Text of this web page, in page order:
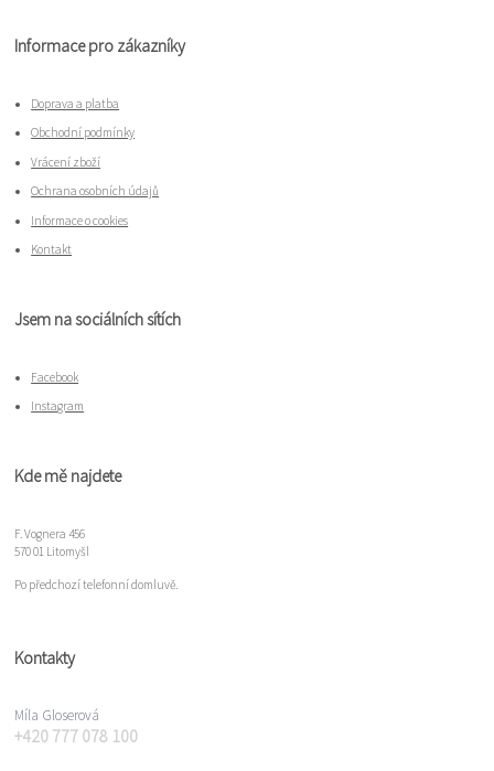
Informace pro zákazníky
Doprava a platba
Obchodní podmínky
Vrácení zboží
Ochrana osobních údajů
Informace o cookies
Kontakt
Jsem na sociálních sítích
Facebook
Instagram
Kde mě najdete
F. Vognera 456
570 01 Litomyšl
Po předchozí telefonní domluvě.
Kontakty
Míla Gloserová
+420 777 078 100